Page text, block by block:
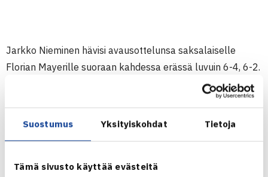
Suostumus Yksityiskohdat Tietoja
Tämä sivusto käyttää evästeitä
Jarkko Nieminen hävisi avausottelunsa saksalaiselle
Florian Mayerille suoraan kahdessa erässä luvuin 6-4, 6-2.
Nieminen on mukana vielä nelinpelissä yhdessä parinsa
Victor Troickin kanssa ja he saavat avausottelussa
vastaansa parin Bobanna/Qureshi. Ottelu pelataan
Jarkko Niemisen kotisivut